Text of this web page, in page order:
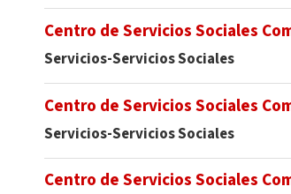
Centro de Servicios Sociales
Servicios-Servicios Sociales
Centro de Servicios Sociales
Servicios-Servicios Sociales
Centro de Servicios Sociales